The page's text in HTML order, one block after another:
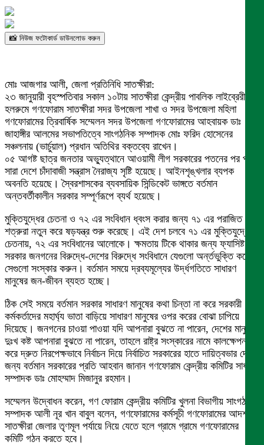
📸 নিউজ ফটোকার্ড ডাউনলোড করুন
মোঃ আজগার আলী, জেলা প্রতিনিধি সাতক্ষীরা:
২৩ জানুয়ারী বৃহস্পতিবার সকাল ১০টায় সাতক্ষীরা কেন্দ্রীয় পাবলিক লাইব্রেরী
হলরুমে গণফোরাম সাতক্ষীরা সদর উপজেলা শাখা ও সদর উপজেলা মহিলা
গণফোরামের ত্রিবার্ষিক সম্মেলন সদর উপজেলা গণফোরামের আহবায়ক ডাঃ
জাহাঙ্গীর আলমের সভাপতিত্বে সাংগঠনিক সম্পাদক মোঃ ফরিদ হোসেনের
সঞ্চলনায় (ভার্চুয়াল) প্রধান অতিথির বক্তব্যে রাখেন।
০৫ আগষ্ট ছাত্র জনতার অভ্যুত্থানে আওয়ামী লীগ সরকারের পতনের পর পরই
সারা দেশে চাঁদাবাজী সন্ত্রাস নৈরাজ্য সৃষ্টি হয়েছে। আইনশৃঙ্খলার ব্যপক
অবনতি হয়েছে। স্বৈরশাসকের ব্যবসায়িক সিন্ডিকেট ভাঙ্গতে বর্তমান
অন্তবর্তীকালীন সরকার সম্পূর্ণরূপে ব্যর্থ হয়েছে।
মুক্তিযুদ্ধের চেতনা ও ৭২ এর সংবিধান ধ্বংস করার জন্য ৭১ এর পরাজিত
শত্রুরা নতুন করে ষড়যন্ত্র শুরু করেছে। এই দেশ চলবে ৭১ এর মুক্তিযুদ্ধের
চেতনায়, ৭২ এর সংবিধানের আলোকে। ক্ষমতায় টিকে থাকার জন্য ফ্যাসিষ্ট
সরকার জনগনের বিরুদ্ধে-দেশের বিরুদ্ধে সংবিধানে যেগুলো অর্ন্তভুক্তি করেছে
সেগুলো সংস্কার করুন। বর্তমান সময়ে দ্রব্যমূল্যের উর্দ্ধগতিতে সাধারণ
মানুষের জন-জীবন ব্যহত হচ্ছে।
ঠিক সেই সময়ে বর্তমান সরকার সাধারণ মানুষের কথা চিন্তা না করে সরকারী
কর্মকর্তাদের মহার্ঘ্য ভাতা বাড়িয়ে সাধারণ মানুষের ওপর করের বোঝা চাপিয়ে
দিয়েছে। জনগনের চাওয়া পাওয়া যদি আপনারা বুঝতে না পারেন, দেশের মানুষের
দুঃখ কষ্ট আপনারা বুঝতে না পারেন, তাহলে রাষ্ট্র সংস্কারের নামে কালক্ষেপন না
করে দ্রুত নিরপেক্ষভাবে নির্বাচন দিয়ে নির্বাচিত সরকারের হাতে দায়িত্বভার দেয়ার
জন্য বর্তমান সরকারের প্রতি আহবান জানান গণফোরাম কেন্দ্রীয় কমিটির সাধারণ
সম্পাদক ডাঃ মোহম্মাদ মিজানুর রহমান।
সম্মেলন উদ্বোধন করেন, গণ ফোরাম কেন্দ্রীয় কমিটির খুলনা বিভাগীয় সাংগঠনিক
সম্পাদক আলী নূর খান বাবুল বলেন, গণফোরামের কর্মসূচী গণফোরামের আদর্শ
সাতক্ষীরা জেলার তৃণমূল পর্যায়ে নিয়ে যেতে হলে গ্রামে গ্রামে গণফোরামের
কমিটি গঠন করতে হবে।